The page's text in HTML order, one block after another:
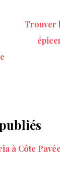
Trouver
à Côte Pavée